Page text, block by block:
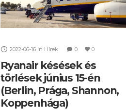
2022-06-16 in Hírek 0 0
Ryanair késések és
törlések június 15-én
(Berlin, Prága, Shannon,
Koppenhága)